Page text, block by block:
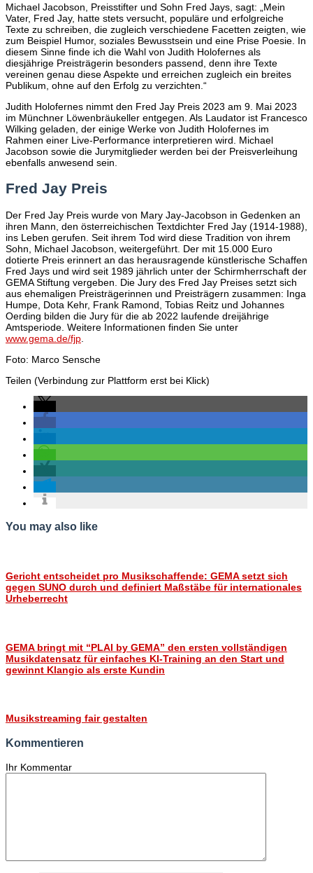
Michael Jacobson, Preisstifter und Sohn Fred Jays, sagt: „Mein
Vater, Fred Jay, hatte stets versucht, populäre und erfolgreiche
Texte zu schreiben, die zugleich verschiedene Facetten zeigten, wie
zum Beispiel Humor, soziales Bewusstsein und eine Prise Poesie. In
diesem Sinne finde ich die Wahl von Judith Holofernes als
diesjährige Preisträgerin besonders passend, denn ihre Texte
vereinen genau diese Aspekte und erreichen zugleich ein breites
Publikum, ohne auf den Erfolg zu verzichten.“
Judith Holofernes nimmt den Fred Jay Preis 2023 am 9. Mai 2023
im Münchner Löwenbräukeller entgegen. Als Laudator ist Francesco
Wilking geladen, der einige Werke von Judith Holofernes im
Rahmen einer Live-Performance interpretieren wird. Michael
Jacobson sowie die Jurymitglieder werden bei der Preisverleihung
ebenfalls anwesend sein.
Fred Jay Preis
Der Fred Jay Preis wurde von Mary Jay-Jacobson in Gedenken an
ihren Mann, den österreichischen Textdichter Fred Jay (1914-1988),
ins Leben gerufen. Seit ihrem Tod wird diese Tradition von ihrem
Sohn, Michael Jacobson, weitergeführt. Der mit 15.000 Euro
dotierte Preis erinnert an das herausragende künstlerische Schaffen
Fred Jays und wird seit 1989 jährlich unter der Schirmherrschaft der
GEMA Stiftung vergeben. Die Jury des Fred Jay Preises setzt sich
aus ehemaligen Preisträgerinnen und Preisträgern zusammen: Inga
Humpe, Dota Kehr, Frank Ramond, Tobias Reitz und Johannes
Oerding bilden die Jury für die ab 2022 laufende dreijährige
Amtsperiode. Weitere Informationen finden Sie unter
www.gema.de/fjp
Foto: Marco Sensche
Teilen (Verbindung zur Plattform erst bei Klick)
You may also like
Gericht entscheidet pro Musikschaffende: GEMA setzt sich
gegen SUNO durch und definiert Maßstäbe für internationales
Urheberrecht
GEMA bringt mit “PLAI by GEMA” den ersten vollständigen
Musikdatensatz für einfaches KI-Training an den Start und
gewinnt Klangio als erste Kundin
Musikstreaming fair gestalten
Kommentieren
Ihr Kommentar